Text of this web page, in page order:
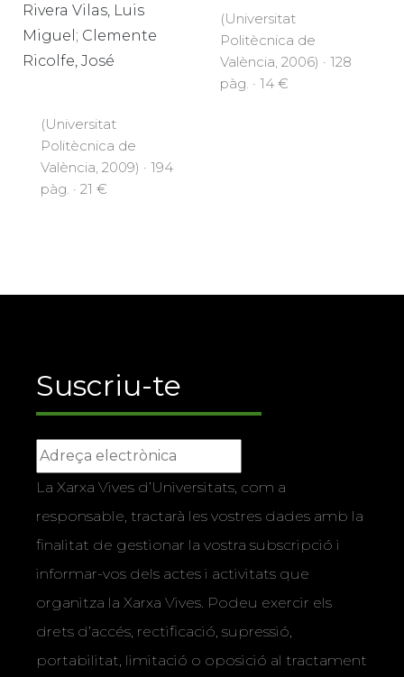
Rivera Vilas, Luis
Miguel; Clemente
Ricolfe, José
(Universitat
Politècnica de
València, 2009) · 194
pàg. · 21 €
(Universitat
Politècnica de
València, 2006) · 128
pàg. · 14 €
Suscriu-te
La Xarxa Vives d’Universitats, com a
responsable, tractarà les vostres dades amb la
finalitat de gestionar la vostra subscripció i
informar-vos dels actes i activitats que
organitza la Xarxa Vives. Podeu exercir els
drets d’accés, rectificació, supressió,
portabilitat, limitació o oposició al tractament